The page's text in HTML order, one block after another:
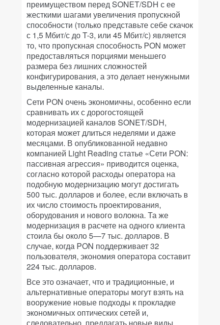
преимуществом перед SONET/SDH с ее
жесткими шагами увеличения пропускной
способности (только представьте себе скачок
с 1,5 Мбит/с до T-3, или 45 Мбит/с) является
то, что пропускная способность PON может
предоставляться порциями меньшего
размера без лишних сложностей
конфигурирования, а это делает ненужными
выделенные каналы.
Сети PON очень экономичны, особенно если
сравнивать их с дорогостоящей
модернизацией каналов SONET/SDH,
которая может длиться неделями и даже
месяцами. В опубликованной недавно
компанией Light Reading статье «Сети PON:
пассивная агрессия» приводится оценка,
согласно которой расходы оператора на
подобную модернизацию могут достигать
500 тыс. долларов и более, если включать в
их число стоимость проектирования,
оборудования и нового волокна. Та же
модернизация в расчете на одного клиента
стоила бы около 5—7 тыс. долларов. В
случае, когда PON поддерживает 32
пользователя, экономия оператора составит
224 тыс. долларов.
Все это означает, что и традиционные, и
альтернативные операторы могут взять на
вооружение новые подходы к прокладке
экономичных оптических сетей и,